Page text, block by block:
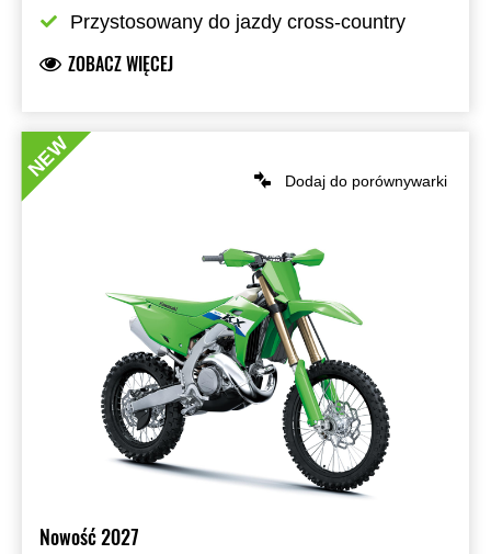
Przystosowany do jazdy cross-country
ZOBACZ WIĘCEJ
Dodaj do porównywarki
Nowość 2027
NEW